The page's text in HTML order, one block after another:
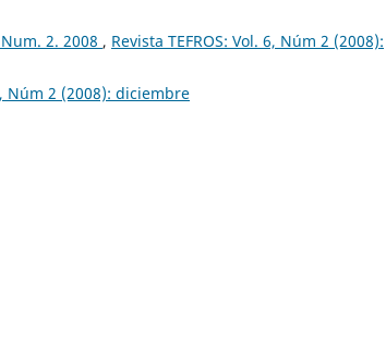
2. 2008 , Revista TEFROS: Vol. 6, Núm 2 (2008):
Núm 2 (2008): diciembre